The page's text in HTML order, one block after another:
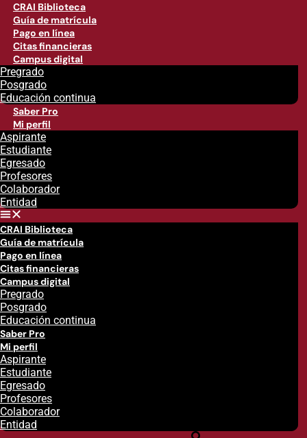
CRAI Biblioteca
Guía de matrícula
Pago en línea
Citas financieras
Campus digital
Pregrado
Posgrado
Educación continua
Saber Pro
Mi perfil
Aspirante
Estudiante
Egresado
Profesores
Colaborador
Entidad
CRAI Biblioteca
Guía de matrícula
Pago en línea
Citas financieras
Campus digital
Pregrado
Posgrado
Educación continua
Saber Pro
Mi perfil
Aspirante
Estudiante
Egresado
Profesores
Colaborador
Entidad